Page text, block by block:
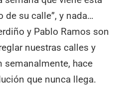
de su calle”, y nada…
y Pablo Ramos son
nuestras calles y
semanalmente, hace
que nunca llega.